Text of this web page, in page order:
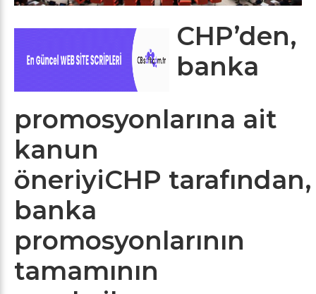
CHP’den,
banka
promosyonlarına ait
kanun
öneriyiCHP tarafından,
banka
promosyonlarının
tamamının